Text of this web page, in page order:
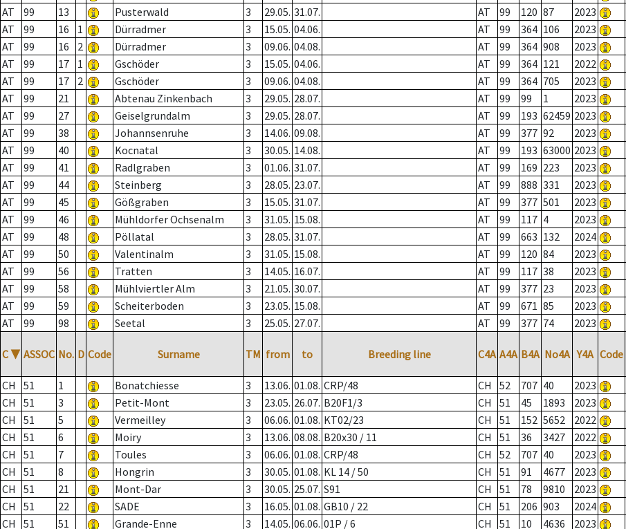
AT
99 13 Pusterwald 3 29.05. 31.07. AT 99 120 87 2023
AT
99 16 1 Dürradmer 3 15.05. 04.06. AT 99 364 106 2023
AT
99 16 2 Dürradmer 3 09.06. 04.08. AT 99 364 908 2023
AT
99 17 1 Gschöder 3 15.05. 04.06. AT 99 364 121 2022
AT
99 17 2 Gschöder 3 09.06. 04.08. AT 99 364 705 2023
AT
99 21 Abtenau Zinkenbach 3 29.05. 28.07. AT 99 99 1 2023
AT
99 27 Geiselgrundalm 3 29.05. 28.07. AT 99 193 62459 2023
AT
99 38 Johannsenruhe 3 14.06. 09.08. AT 99 377 92 2023
AT
99 40 Kocnatal 3 30.05. 14.08. AT 99 193 63000 2023
AT
99 41 Radlgraben 3 01.06. 31.07. AT 99 169 223 2023
AT
99 44 Steinberg 3 28.05. 23.07. AT 99 888 331 2023
AT
99 45 Gößgraben 3 15.05. 31.07. AT 99 377 501 2023
AT
99 46 Mühldorfer Ochsenalm 3 31.05. 15.08. AT 99 117 4 2023
AT
99 48 Pöllatal 3 28.05. 31.07. AT 99 663 132 2024
AT
99 50 Valentinalm 3 31.05. 15.08. AT 99 120 84 2023
AT
99 56 Tratten 3 14.05. 16.07. AT 99 117 38 2023
AT
99 58 Mühlviertler Alm 3 21.05. 30.07. AT 99 377 23 2023
AT
99 59 Scheiterboden 3 23.05. 15.08. AT 99 671 85 2023
AT
99 98 Seetal 3 25.05. 27.07. AT 99 377 74 2023
C ▼ ASSOC No. D Code Surname TM from to Breeding line C4A A4A B4A No4A Y4A Code
CH
51 1 Bonatchiesse 3 13.06. 01.08. CRP/48 CH 52 707 40 2023
CH
51 3 Petit-Mont 3 23.05. 26.07. B20F1/3 CH 51 45 1893 2023
CH
51 5 Vermeilley 3 06.06. 01.08. KT02/23 CH 51 152 5652 2022
CH
51 6 Moiry 3 13.06. 08.08. B20x30 / 11 CH 51 36 3427 2022
CH
51 7 Toules 3 06.06. 01.08. CRP/48 CH 52 707 40 2023
CH
51 8 Hongrin 3 30.05. 01.08. KL 14 / 50 CH 51 91 4677 2023
CH
51 21 Mont-Dar 3 30.05. 25.07. S91 CH 51 78 9810 2023
CH
51 22 SADE 3 16.05. 01.08. GB10 / 22 CH 51 206 903 2024
CH
51 51 Grande-Enne 3 14.05. 06.06. 01P / 6 CH 51 10 4636 2023